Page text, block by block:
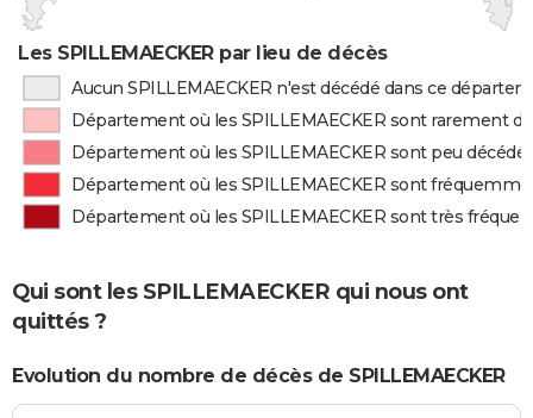
Les SPILLEMAECKER par lieu de décès
Aucun SPILLEMAECKER n'est décédé dans ce
Département où les SPILLEMAECKER sont rarement
Département où les SPILLEMAECKER sont peu
Département où les SPILLEMAECKER sont
Département où les SPILLEMAECKER sont très
Qui sont les SPILLEMAECKER qui nous ont
quittés ?
Evolution du nombre de décès de SPILLEMAECKER